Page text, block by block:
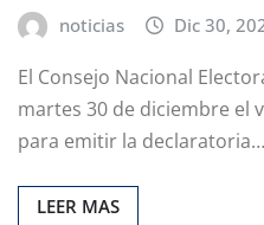
noticias Dic 30,
El Consejo Nacional
martes 30 de diciembre el
para emitir la declaratoria…
LEER MAS